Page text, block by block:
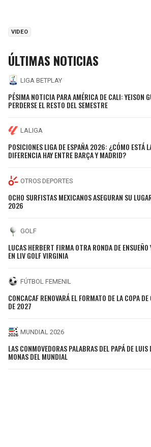
VIDEO
ÚLTIMAS NOTICIAS
LIGA BETPLAY
PÉSIMA NOTICIA PARA AMÉRICA DE CALI: YEISON
PERDERSE EL RESTO DEL SEMESTRE
LALIGA
POSICIONES LIGA DE ESPAÑA 2026: ¿CÓMO ESTÁ
DIFERENCIA HAY ENTRE BARÇA Y MADRID?
OTROS DEPORTES
OCHO SURFISTAS MEXICANOS ASEGURAN SU
2026
GOLF
LUCAS HERBERT FIRMA OTRA RONDA DE ENSUEÑO
EN LIV GOLF VIRGINIA
FÚTBOL FEMENIL
CONCACAF RENOVARÁ EL FORMATO DE LA COPA
DE 2027
MUNDIAL 2026
LAS CONMOVEDORAS PALABRAS DEL PAPÁ DE
MONAS DEL MUNDIAL